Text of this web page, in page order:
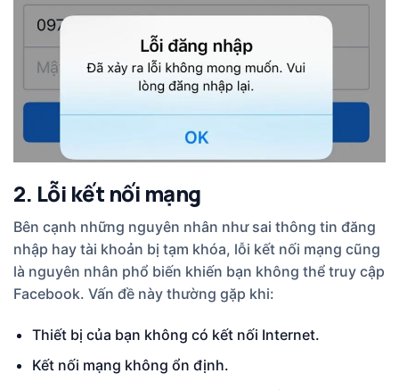
2. Lỗi kết nối mạng
Bên cạnh những nguyên nhân như sai thông tin đăng
nhập hay tài khoản bị tạm khóa, lỗi kết nối mạng cũng
là nguyên nhân phổ biến khiến bạn không thể truy cập
Facebook. Vấn đề này thường gặp khi:
Thiết bị của bạn không có kết nối Internet.
Kết nối mạng không ổn định.